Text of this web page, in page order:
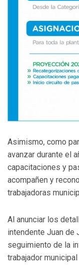
Asimismo, como
avanzar durante el
capacitaciones y
acompañen y
trabajadoras
Al anunciar los
intendente Juan de
seguimiento de la
trabajador